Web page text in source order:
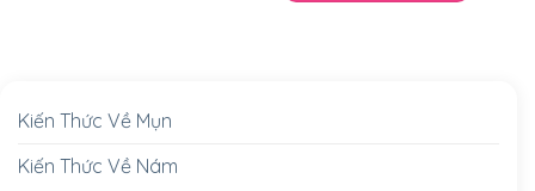
Kiến Thức Về Mụn
Kiến Thức Về Nám